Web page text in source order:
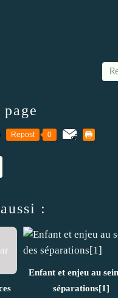
Repost 0
:
Enfant et enjeu au
séparations[1]